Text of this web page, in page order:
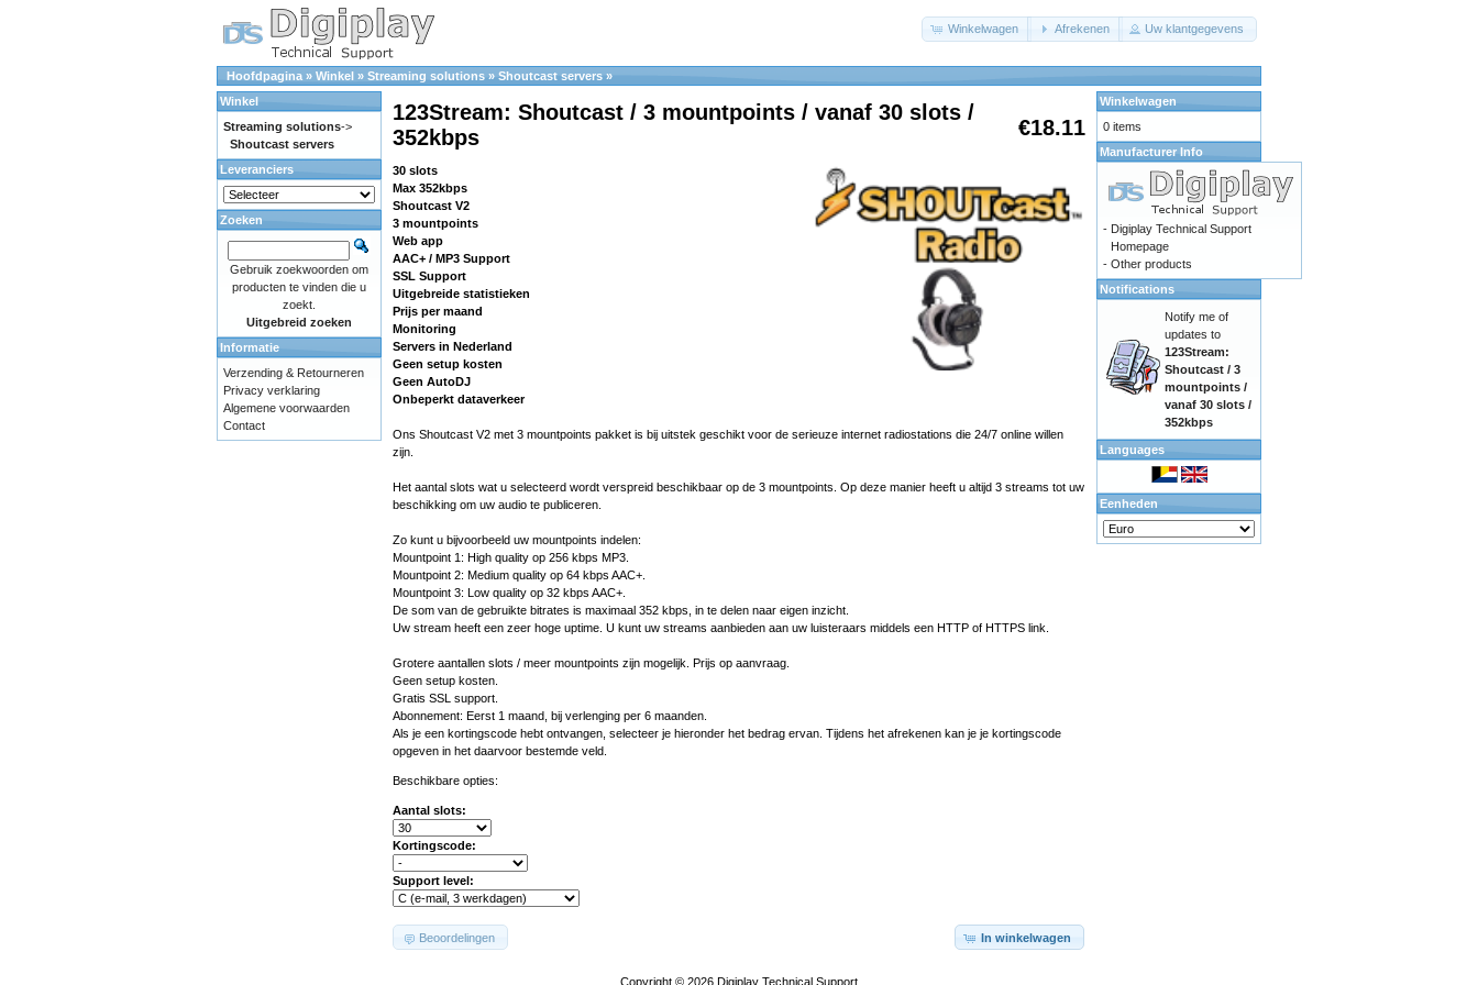
Winkelwagen Afrekenen Uw klantgegevens
Hoofdpagina » Winkel » Streaming solutions » Shoutcast servers »
€18.11
123Stream: Shoutcast / 3 mountpoints / vanaf 30 slots /
352kbps
30 slots
Max 352kbps
Shoutcast V2
3 mountpoints
Web app
AAC+ / MP3 Support
SSL Support
Uitgebreide statistieken
Prijs per maand
Monitoring
Servers in Nederland
Geen setup kosten
Geen AutoDJ
Onbeperkt dataverkeer
Ons Shoutcast V2 met 3 mountpoints pakket is bij uitstek geschikt voor de serieuze internet radiostations die 24/7 online willen
zijn.
Het aantal slots wat u selecteerd wordt verspreid beschikbaar op de 3 mountpoints. Op deze manier heeft u altijd 3 streams tot uw
beschikking om uw audio te publiceren.
Zo kunt u bijvoorbeeld uw mountpoints indelen:
Mountpoint 1: High quality op 256 kbps MP3.
Mountpoint 2: Medium quality op 64 kbps AAC+.
Mountpoint 3: Low quality op 32 kbps AAC+.
De som van de gebruikte bitrates is maximaal 352 kbps, in te delen naar eigen inzicht.
Uw stream heeft een zeer hoge uptime. U kunt uw streams aanbieden aan uw luisteraars middels een HTTP of HTTPS link.
Grotere aantallen slots / meer mountpoints zijn mogelijk. Prijs op aanvraag.
Geen setup kosten.
Gratis SSL support.
Abonnement: Eerst 1 maand, bij verlenging per 6 maanden.
Als je een kortingscode hebt ontvangen, selecteer je hieronder het bedrag ervan. Tijdens het afrekenen kan je je kortingscode
opgeven in het daarvoor bestemde veld.
Beschikbare opties:
Aantal slots:
Kortingscode:
Support level:
In winkelwagen
Beoordelingen
Winkel
Streaming solutions->
Shoutcast servers
Leveranciers
Zoeken
Gebruik zoekwoorden om
producten te vinden die u
zoekt.
Uitgebreid zoeken
Informatie
Verzending & Retourneren
Privacy verklaring
Algemene voorwaarden
Contact
Winkelwagen
0 items
Manufacturer Info
- Digiplay Technical Support
Homepage
- Other products
Notifications
Notify me of
updates to
123Stream:
Shoutcast / 3
mountpoints /
vanaf 30 slots /
352kbps
Languages
Eenheden
Copyright © 2026 Digiplay Technical Support